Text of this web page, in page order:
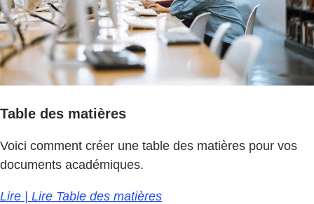
Table des matières
Voici comment créer une table des matières pour vos
documents académiques.
Lire | Lire Table des matières